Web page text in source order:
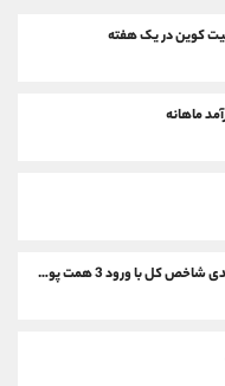
بورس 9 تیر 1405؛ رشد 68 هزار واحدی شاخص کل با ورود 3 همت پول حقیقی